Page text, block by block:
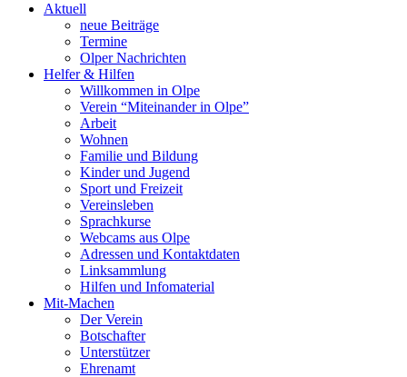
Aktuell
neue Beiträge
Termine
Olper Nachrichten
Helfer & Hilfen
Willkommen in Olpe
Verein “Miteinander in Olpe”
Arbeit
Wohnen
Familie und Bildung
Kinder und Jugend
Sport und Freizeit
Vereinsleben
Sprachkurse
Webcams aus Olpe
Adressen und Kontaktdaten
Linksammlung
Hilfen und Infomaterial
Mit-Machen
Der Verein
Botschafter
Unterstützer
Ehrenamt